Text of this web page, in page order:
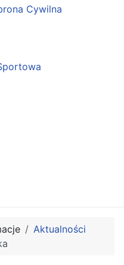
Cywilna
Aktualności